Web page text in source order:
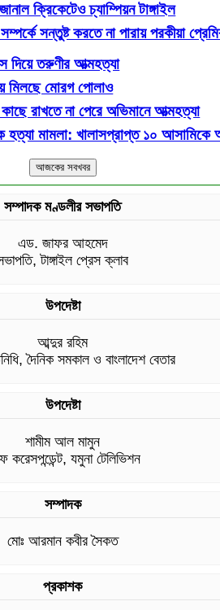
ক্রিকেটেও চ্যাম্পিয়ন টাঙ্গাইল
সম্পর্কে সন্তুষ্ট করতে না পারায় পরকীয়া
দিয়ে তরুণীর আত্মহত্যা
মিলছে মোরগ পোলাও
কাছে রাখতে না পেরে অভিমানে আত্মহত্যা
মামলা: খালাসপ্রাপ্ত ১০ আসামিকে
সম্পাদক মণ্ডলীর সভাপতি
এড. জাফর আহমেদ
টাঙ্গাইল প্রেস ক্লাব
উপদেষ্টা
আব্দুর রহিম
দৈনিক সমকাল ও বাংলাদেশ বেতার
উপদেষ্টা
শামীম আল মামুন
করেসপন্ডেন্ট, যমুনা টেলিভিশন
সম্পাদক
মোঃ আরমান কবীর সৈকত
প্রকাশক